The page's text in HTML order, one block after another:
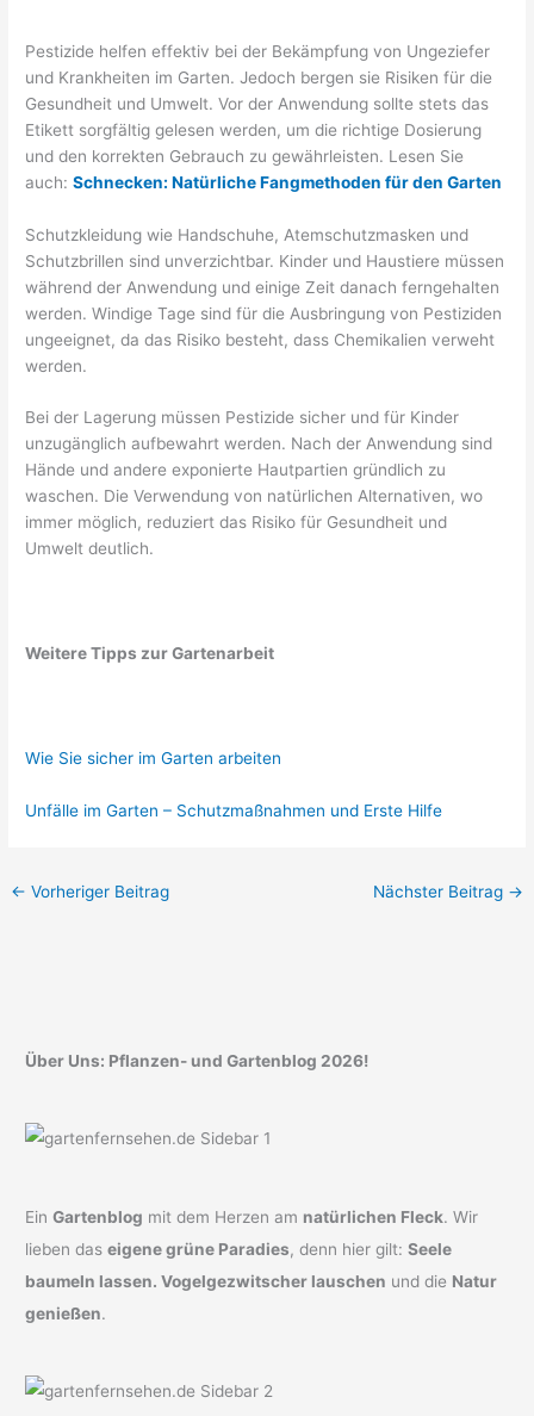
Pestizide helfen effektiv bei der Bekämpfung von Ungeziefer
und Krankheiten im Garten. Jedoch bergen sie Risiken für die
Gesundheit und Umwelt. Vor der Anwendung sollte stets das
Etikett sorgfältig gelesen werden, um die richtige Dosierung
und den korrekten Gebrauch zu gewährleisten. Lesen Sie
auch:Schnecken: Natürliche Fangmethoden für den Garten
Schutzkleidung wie Handschuhe, Atemschutzmasken und
Schutzbrillen sind unverzichtbar. Kinder und Haustiere müssen
während der Anwendung und einige Zeit danach ferngehalten
werden. Windige Tage sind für die Ausbringung von Pestiziden
ungeeignet, da das Risiko besteht, dass Chemikalien verweht
werden.
Bei der Lagerung müssen Pestizide sicher und für Kinder
unzugänglich aufbewahrt werden. Nach der Anwendung sind
Hände und andere exponierte Hautpartien gründlich zu
waschen. Die Verwendung von natürlichen Alternativen, wo
immer möglich, reduziert das Risiko für Gesundheit und
Umwelt deutlich.
Weitere Tipps zur Gartenarbeit
Wie Sie sicher im Garten arbeiten
Unfälle im Garten – Schutzmaßnahmen und Erste Hilfe
← Vorheriger Beitrag Nächster Beitrag →
Über Uns: Pflanzen- und Gartenblog 2026!
EinGartenblog mit dem Herzen am natürlichen Fleck. Wir
lieben daseigene grüne Paradies, denn hier gilt:Seele
baumeln lassen. Vogelgezwitscher lauschen und die Natur
genießen.